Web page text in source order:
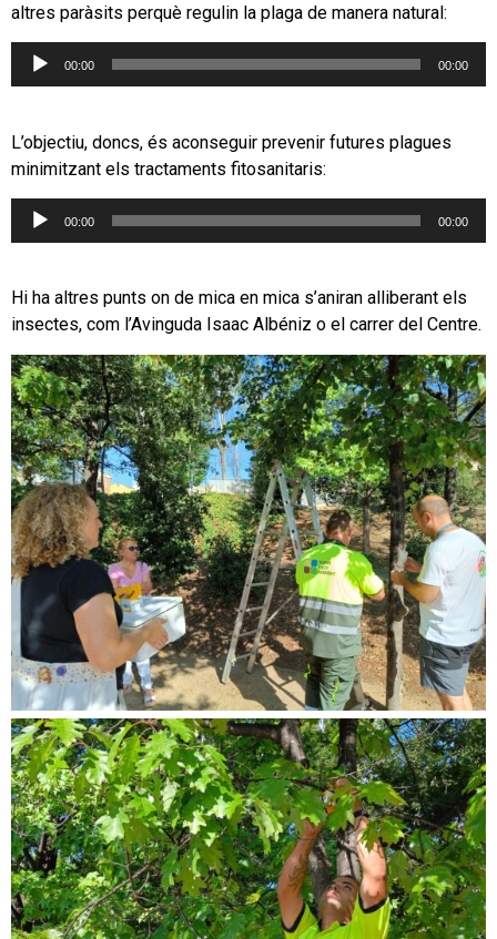
altres paràsits perquè regulin la plaga de manera natural:
Reproductor
00:00 00:00
L’objectiu, doncs, és aconseguir prevenir futures plagues
minimitzant els tractaments fitosanitaris:
Reproductor
00:00 00:00
Hi ha altres punts on de mica en mica s’aniran alliberant els
insectes, com l’Avinguda Isaac Albéniz o el carrer del Centre.